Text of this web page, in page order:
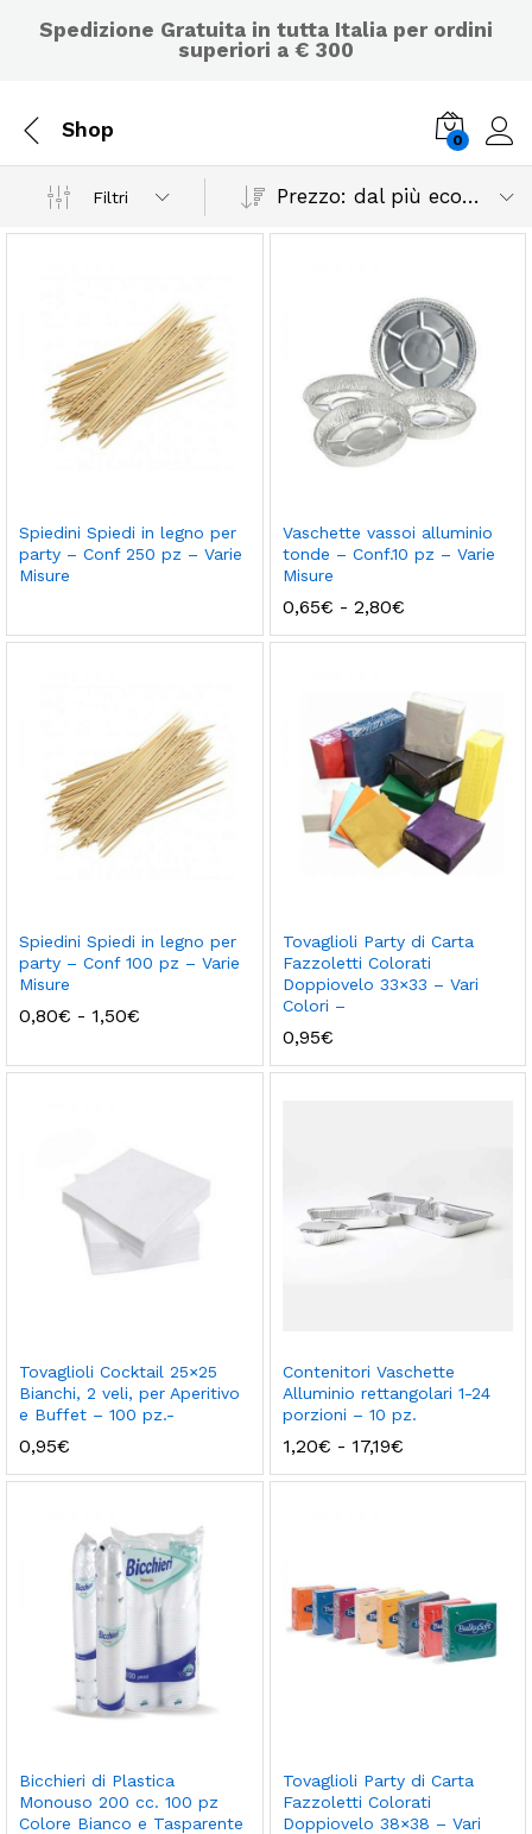
Spedizione Gratuita in tutta Italia per ordini
superiori a € 300
Shop 0
Filtri Prezzo: dal più economico
Spiedini Spiedi in legno per
party – Conf 250 pz – Varie
Misure
Vaschette vassoi alluminio
tonde – Conf.10 pz – Varie
Misure
0,65€ - 2,80€Fascia
prezzo:
a
2,80€
Spiedini Spiedi in legno per
party – Conf 100 pz – Varie
Misure
0,80€ - 1,50€
da
Tovaglioli Party di Carta
Fazzoletti Colorati
Doppiovelo 33×33 – Vari
Colori –
0,95€
Tovaglioli Cocktail 25×25
Bianchi, 2 veli, per Aperitivo
e Buffet – 100 pz.-
0,95€
Contenitori Vaschette
Alluminio rettangolari 1-24
porzioni – 10 pz.
1,20€ - 17,19€Fascia
prezzo:
Bicchieri di Plastica
Monouso 200 cc. 100 pz
Colore Bianco e Tasparente
Tovaglioli Party di Carta
Fazzoletti Colorati
Doppiovelo 38×38 – Vari